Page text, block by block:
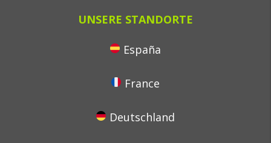
UNSERE STANDORTE
España
France
Deutschland